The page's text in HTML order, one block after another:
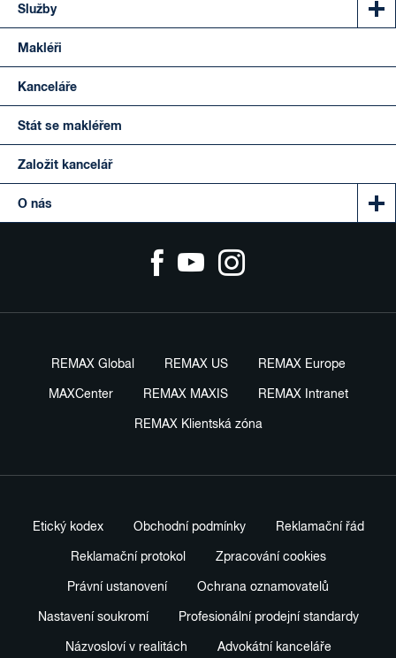
Služby
Makléři
Kanceláře
Stát se makléřem
Založit kancelář
O nás
REMAX Global REMAX US REMAX Europe
MAXCenter REMAX MAXIS REMAX Intranet
REMAX Klientská zóna
Etický kodex Obchodní podmínky Reklamační řád
Reklamační protokol Zpracování cookies
Právní ustanovení Ochrana oznamovatelů
Nastavení soukromí Profesionální prodejní standardy
Názvosloví v realitách Advokátní kanceláře